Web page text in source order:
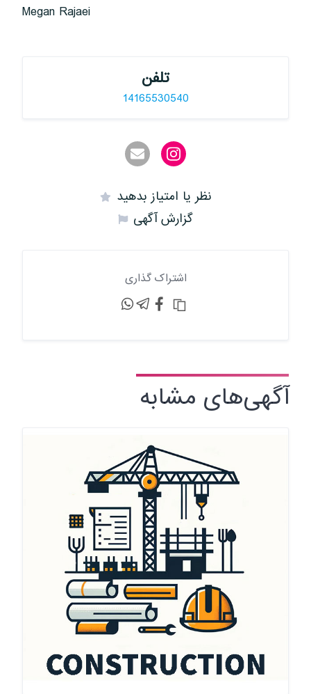
Megan Rajaei
تلفن
14165530540
نظر یا امتیاز بدهید
گزارش آگهی
اشتراک گذاری
آگهی‌های مشابه